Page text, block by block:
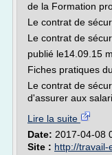
de la Formation
Le contrat de
Le contrat de
publié le14.09.15
Fiches pratiques
Le contrat de
d'assurer aux
Lire la suite
Date: 2017-04-08
Site : http://travail-